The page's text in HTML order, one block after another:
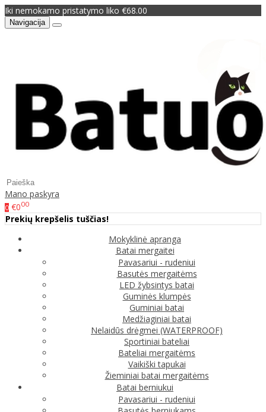
Iki nemokamo pristatymo liko €68.00
Navigacija
Mano paskyra
0 €000
Prekių krepšelis tuščias!
Mokyklinė apranga
Batai mergaitei
Pavasariui - rudeniui
Basutės mergaitėms
LED žybsintys batai
Guminės klumpės
Guminiai batai
Medžiaginiai batai
Nelaidūs drėgmei (WATERPROOF)
Sportiniai bateliai
Bateliai mergaitėms
Vaikiški tapukai
Žieminiai batai mergaitėms
Batai berniukui
Pavasariui - rudeniui